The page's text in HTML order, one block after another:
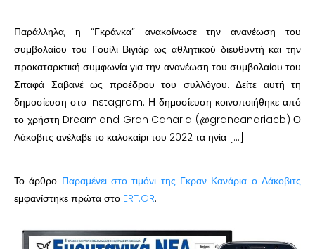
Παράλληλα, η “Γκράνκα” ανακοίνωσε την ανανέωση του
συμβολαίου του Γουίλι Βιγιάρ ως αθλητικού διευθυντή και την
προκαταρκτική συμφωνία για την ανανέωση του συμβολαίου του
Σιταφά Σαβανέ ως προέδρου του συλλόγου. Δείτε αυτή τη
δημοσίευση στο Instagram. Η δημοσίευση κοινοποιήθηκε από
το χρήστη Dreamland Gran Canaria (@grancanariacb) Ο
Λάκοβιτς ανέλαβε το καλοκαίρι του 2022 τα ηνία […]
Το άρθρο Παραμένει στο τιμόνι της Γκραν Κανάρια ο Λάκοβιτς
εμφανίστηκε πρώτα στο ERT.GR.